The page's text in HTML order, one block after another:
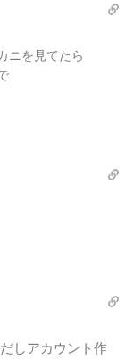
ニを見てたら
しアカウント作